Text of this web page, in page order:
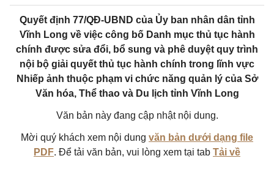
Quyết định 77/QĐ-UBND của Ủy ban nhân dân tỉnh
Vĩnh Long về việc công bố Danh mục thủ tục hành
chính được sửa đổi, bổ sung và phê duyệt quy trình
nội bộ giải quyết thủ tục hành chính trong lĩnh vực
Nhiếp ảnh thuộc phạm vi chức năng quản lý của Sở
Văn hóa, Thể thao và Du lịch tỉnh Vĩnh Long
Văn bản này đang cập nhật nội dung.
Mời quý khách xem nội dung văn bản dưới dạng file
PDF. Để tải văn bản, vui lòng xem tại tab Tải về